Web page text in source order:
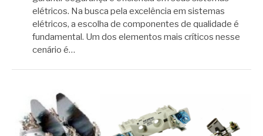
elétricos. Na busca pela excelência em sistemas
elétricos, a escolha de componentes de qualidade é
fundamental. Um dos elementos mais críticos nesse
cenário é…